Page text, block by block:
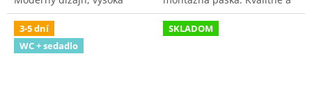
hygiena a funkčnosť pre
štýlovú kúpeľňu.
hygienické riešenie pre
modernú kúpeľňu.
3-5 dní
WC + sedadlo
SKLADOM